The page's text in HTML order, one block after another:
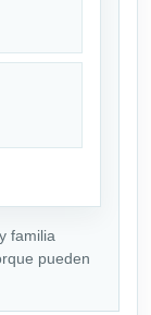
familia
pueden